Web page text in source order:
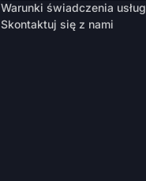
Warunki świadczenia usług
Skontaktuj się z nami